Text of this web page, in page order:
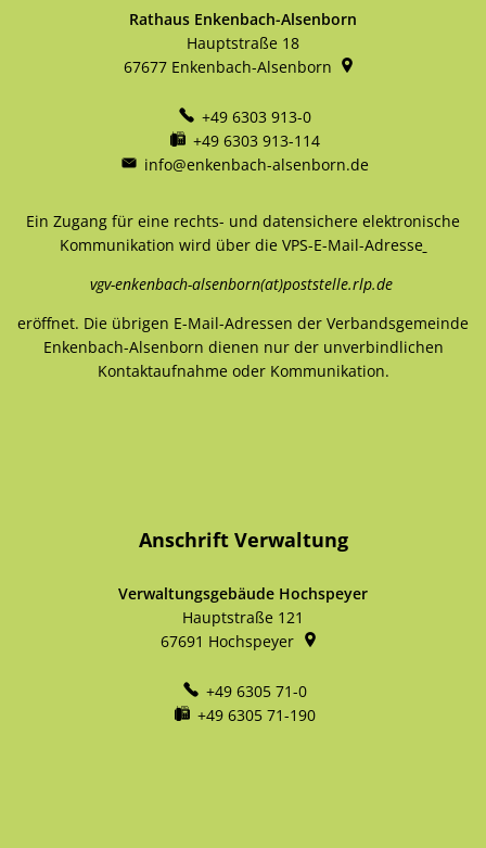
Rathaus Enkenbach-Alsenborn
Hauptstraße 18
67677 Enkenbach-Alsenborn
+49 6303 913-0
+49 6303 913-114
info@enkenbach-alsenborn.de
Ein Zugang für eine rechts- und datensichere elektronische
Kommunikation wird über die VPS-E-Mail-Adresse
vgv-enkenbach-alsenborn(at)poststelle.rlp.de
eröffnet. Die übrigen E-Mail-Adressen der Verbandsgemeinde
Enkenbach-Alsenborn dienen nur der unverbindlichen
Kontaktaufnahme oder Kommunikation.
Anschrift Verwaltung
Verwaltungsgebäude Hochspeyer
Hauptstraße 121
67691 Hochspeyer
+49 6305 71-0
+49 6305 71-190